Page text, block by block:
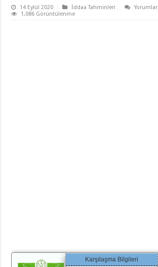
14 Eylül 2020 İddaa Tahminleri
Yorumlar
1,086 Görüntülenme
Karşılaşma Bilgileri